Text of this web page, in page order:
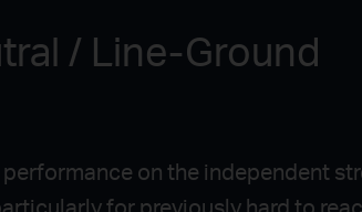
/ Line-Ground
on the independent
for previously hard to